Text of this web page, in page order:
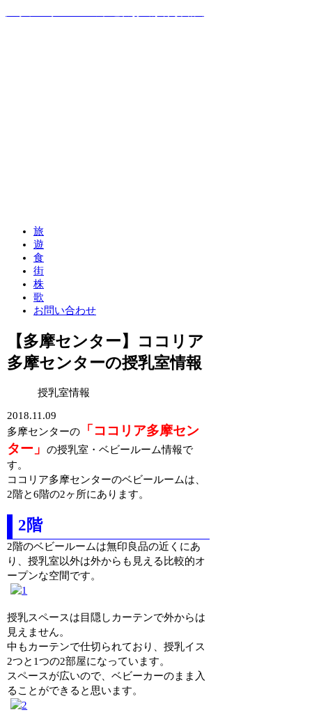
旅
遊
食
街
株
歌
お問い合わせ
【多摩センター】ココリア
多摩センターの授乳室情報
授乳室情報
2018.11.09
多摩センターの
「ココリア多摩セン
ター」の授乳室・ベビールーム情報で
す。
ココリア多摩センターのベビールームは、
2階と6階の2ヶ所にあります。
2階
2階のベビールームは無印良品の近くにあ
り、授乳室以外は外からも見える比較的オ
ープンな空間です。
授乳スペースは目隠しカーテンで外からは
見えません。
中もカーテンで仕切られており、授乳イス
2つと1つの2部屋になっています。
スペースが広いので、ベビーカーのまま入
ることができると思います。